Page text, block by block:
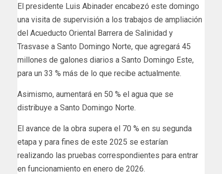
El presidente Luis Abinader encabezó este domingo
una visita de supervisión a los trabajos de ampliación
del Acueducto Oriental Barrera de Salinidad y
Trasvase a Santo Domingo Norte, que agregará 45
millones de galones diarios a Santo Domingo Este,
para un 33 % más de lo que recibe actualmente.
Asimismo, aumentará en 50 % el agua que se
distribuye a Santo Domingo Norte.
El avance de la obra supera el 70 % en su segunda
etapa y para fines de este 2025 se estarían
realizando las pruebas correspondientes para entrar
en funcionamiento en enero de 2026.